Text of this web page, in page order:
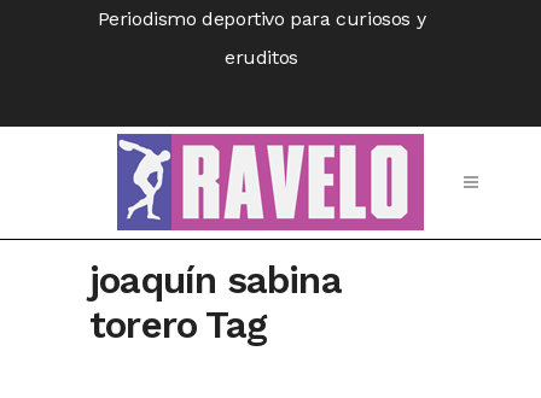
Periodismo deportivo para curiosos y
eruditos
joaquín sabina
torero Tag